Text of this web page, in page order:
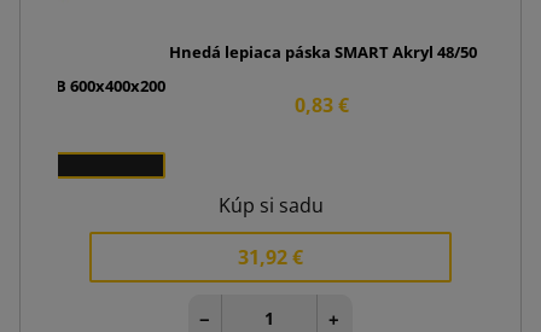
EB 600x400x200
Hnedá lepiaca páska SMART Akryl 48/50
0,83 €
Kúp si sadu
31,92 €
− +